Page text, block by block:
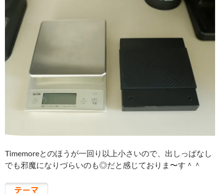
Timemoreとのほうが一回り以上小さいので、出しっぱなし
でも邪魔になりづらいのも◎だと感じておりま〜す＾＾